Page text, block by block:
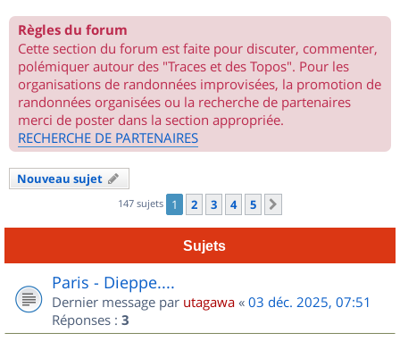
Règles du forum
Cette section du forum est faite pour discuter, commenter,
polémiquer autour des "Traces et des Topos". Pour les
organisations de randonnées improvisées, la promotion de
randonnées organisées ou la recherche de partenaires
merci de poster dans la section appropriée.
RECHERCHE DE PARTENAIRES
Nouveau sujet
147 sujets 1 2 3 4 5
Sujets
Paris - Dieppe....
Dernier message par utagawa « 03 déc. 2025, 07:51
Réponses : 3